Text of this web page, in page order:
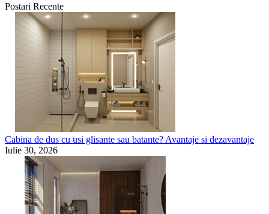
Postari Recente
Cabina de dus cu usi glisante sau batante? Avantaje si dezavantaje
Iulie 30, 2026